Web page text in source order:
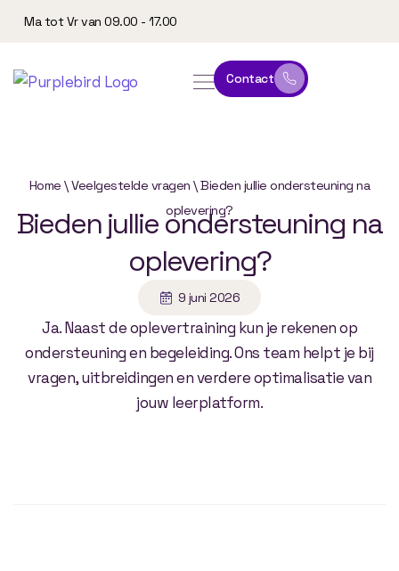
Ma tot Vr van 09.00 - 17.00
Contact
Home \Veelgestelde vragen \Bieden jullie ondersteuning na
oplevering?
Bieden jullie ondersteuning na
oplevering?
9 juni 2026
Ja. Naast de oplevertraining kun je rekenen op
ondersteuning en begeleiding. Ons team helpt je bij
vragen, uitbreidingen en verdere optimalisatie van
jouw leerplatform.